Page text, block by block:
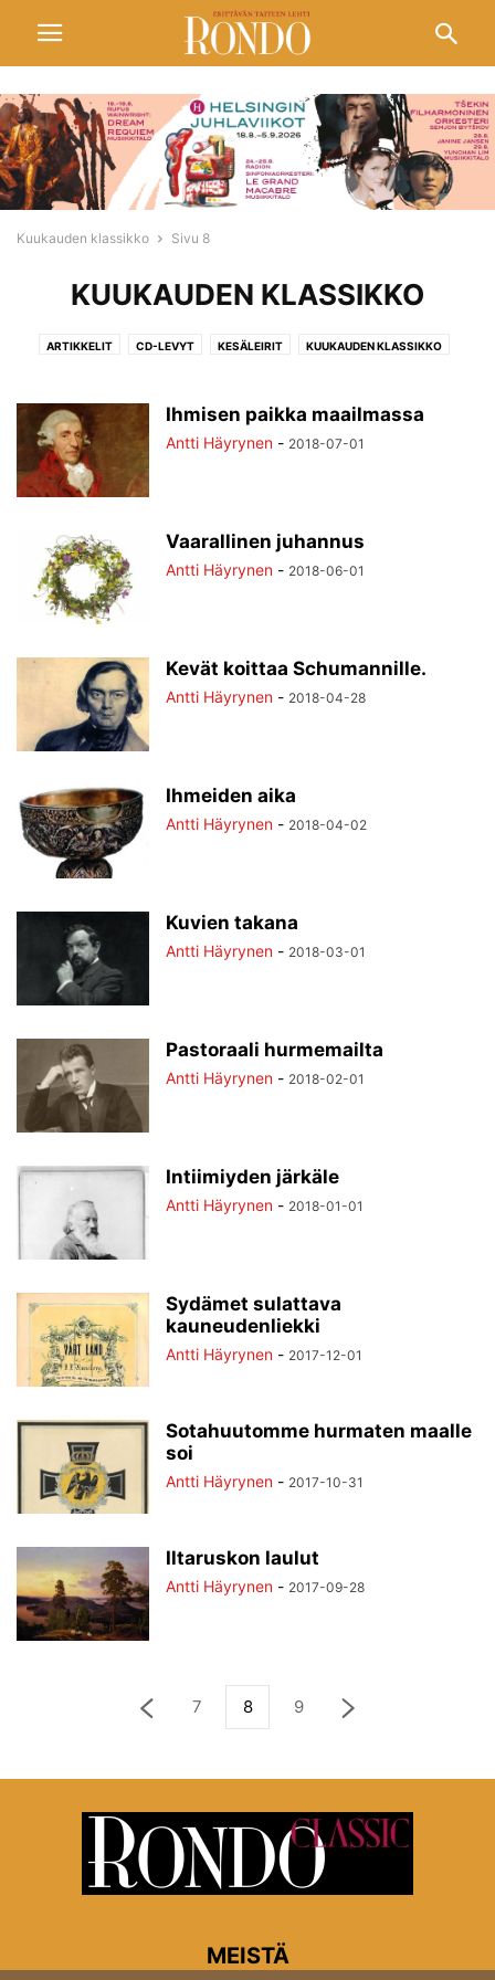
Kuukauden klassikko Sivu 8
KUUKAUDEN KLASSIKKO
ARTIKKELIT CD-LEVYT KESÄLEIRIT KUUKAUDEN KLASSIKKO
ORKESTERIT PÄIVÄN PÄHKINÄ
SEURAAVASSA NUMEROSSA
SUOSITUKSET
VUOSIKERTA YHTEYSTIEDOT
Ihmisen paikka maailmassa
Antti Häyrynen - 2018-07-01
Vaarallinen juhannus
Antti Häyrynen - 2018-06-01
Kevät koittaa Schumannille.
Antti Häyrynen - 2018-04-28
Ihmeiden aika
Antti Häyrynen - 2018-04-02
Kuvien takana
Antti Häyrynen - 2018-03-01
Pastoraali hurmemailta
Antti Häyrynen - 2018-02-01
Intiimiyden järkäle
Antti Häyrynen - 2018-01-01
Sydämet sulattava
kauneudenliekki
Antti Häyrynen - 2017-12-01
Sotahuutomme hurmaten maalle
soi
Antti Häyrynen - 2017-10-31
Iltaruskon laulut
Antti Häyrynen - 2017-09-28
7 8 9
MEISTÄ